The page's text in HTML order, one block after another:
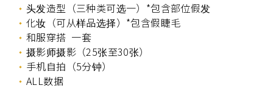
头发造型（三种类可选一）*包含部位假发
化妆（可从样品选择）*包含假睫毛
和服穿搭 一套
摄影师摄影（25张至30张）
手机自拍（5分钟）
ALL数据